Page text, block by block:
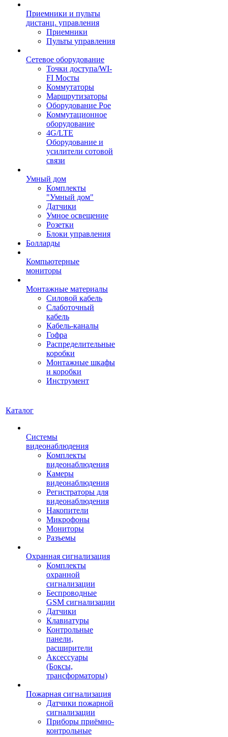
Приемники и пульты
дистанц. управления
Приемники
Пульты управления
Сетевое оборудование
Точки доступа/WI-
FI Мосты
Коммутаторы
Маршрутизаторы
Оборудование Poe
Коммутационное
оборудование
4G/LTE
Оборудование и
усилители сотовой
связи
Умный дом
Комплекты
"Умный дом"
Датчики
Умное освещение
Розетки
Блоки управления
Болларды
Компьютерные
мониторы
Монтажные материалы
Силовой кабель
Слаботочный
кабель
Кабель-каналы
Гофра
Распределительные
коробки
Монтажные шкафы
и коробки
Инструмент
Каталог
Системы
видеонаблюдения
Комплекты
видеонаблюдения
Камеры
видеонаблюдения
Регистраторы для
видеонаблюдения
Накопители
Микрофоны
Мониторы
Разъемы
Охранная сигнализация
Комплекты
охранной
сигнализации
Беспроводные
GSM сигнализации
Датчики
Клавиатуры
Контрольные
панели,
расширители
Аксессуары
(Боксы,
трансформаторы)
Пожарная сигнализация
Датчики пожарной
сигнализации
Приборы приёмно-
контрольные